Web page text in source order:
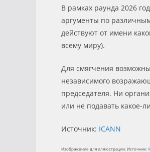
В рамках раунда 2026
аргументы по
действуют от имени
всему миру).
Для смягчения
независимого
председателя. Ни
или не подавать какое-
Источник: ICANN
Изображение для иллюстрации. Источник: